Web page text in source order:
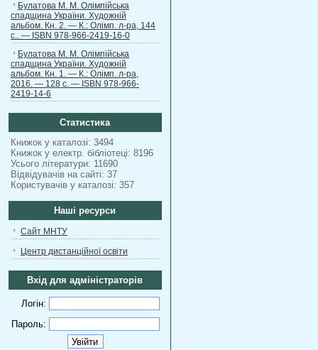
Булатова М. М. Олімпійська
спадщина України. Художній
альбом. Кн. 2. — К.: Олімп. л-ра, 144
с.. — ISBN 978-966-2419-16-0
Булатова М. М. Олімпійська
спадщина України. Художній
альбом. Кн. 1. — К.: Олімп. л-ра,
2016. — 128 с. — ISBN 978-966-
2419-14-6
Статистика
Книжок у каталозі: 3494
Книжок у електр. бібліотеці: 8196
Усього літератури: 11690
Відвідувачів на сайті: 37
Користувачів у каталозі: 357
Наші ресурси
Сайт МНТУ
Центр дистанційної освіти
Вхід для адміністраторів
Логін:
Пароль: